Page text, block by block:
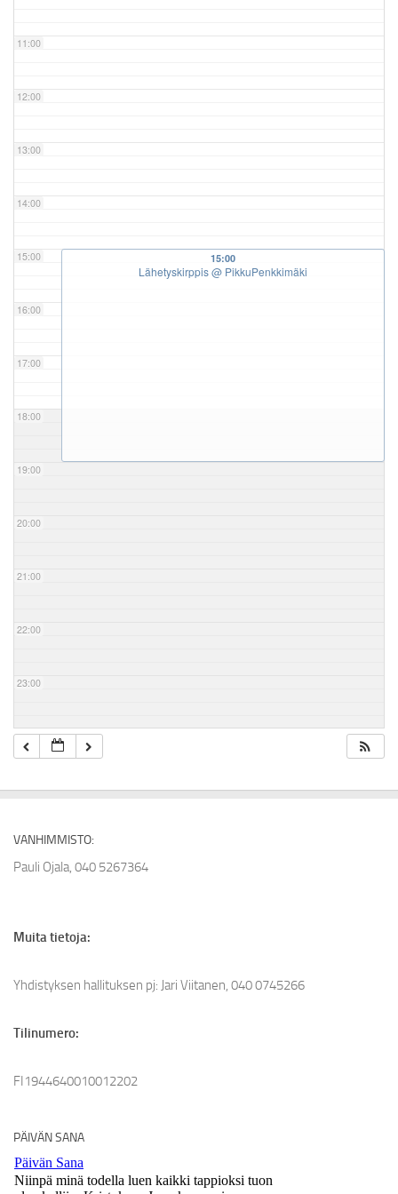
11:00
12:00
13:00
14:00
15:00
16:00
17:00
18:00
19:00
20:00
21:00
22:00
23:00
15:00
Lähetyskirppis@ PikkuPenkkimäki
VANHIMMISTO:
Pauli Ojala, 040 5267364
Muita tietoja:
Yhdistyksen hallituksen pj: Jari Viitanen, 040 0745266
Tilinumero:
FI1944640010012202
PÄIVÄN SANA